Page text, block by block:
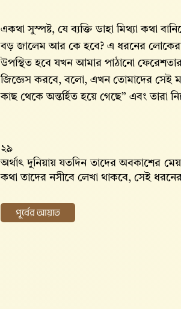
একথা সুস্পষ্ট, যে ব্যক্তি ডাহা মিথ্যা কথা
বড় জালেম আর কে হবে? এ ধরনের
উপস্থিত হবে যখন আমার পাঠানো
জিজ্ঞেস করবে, বলো, এখন তোমাদের সেই
কাছ থেকে অন্তর্হিত হয়ে গেছে” এবং তারা
২৯
অর্থাৎ দুনিয়ায় যতদিন তাদের অবকাশের
কথা তাদের নসীবে লেখা থাকবে, সেই
পূর্বের আয়াত